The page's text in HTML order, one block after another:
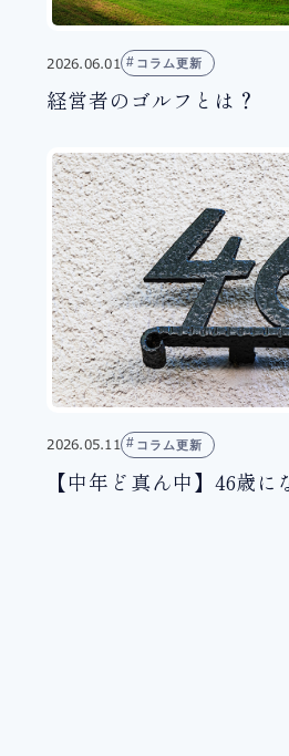
2026.06.01 コラム更新
経営者のゴルフとは？
2026.05.11 コラム更新
【中年ど真ん中】46歳に